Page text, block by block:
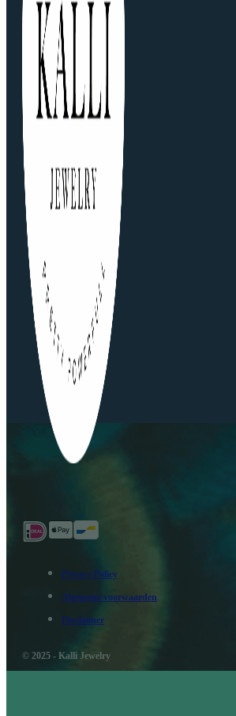
Privacy Policy
Algemene voorwaarden
Disclaimer
© 2025 - Kalli Jewelry